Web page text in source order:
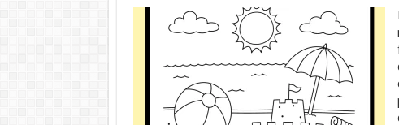
Infantil